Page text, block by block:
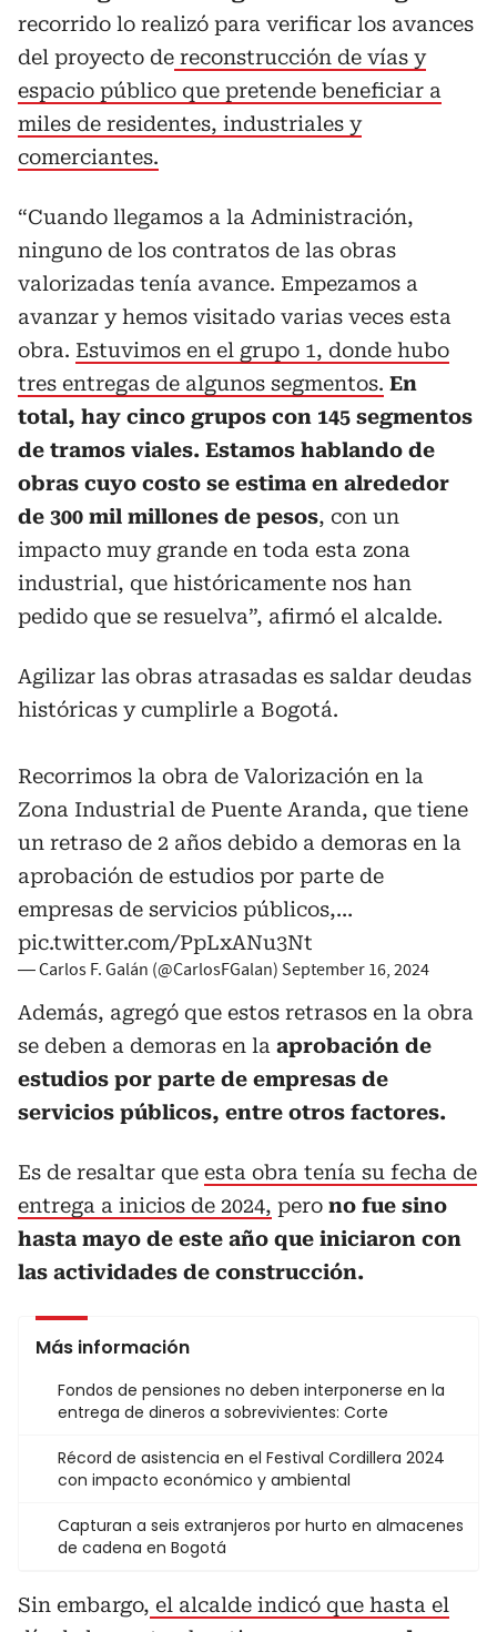
recorrido lo realizó para verificar los avances
del proyecto de reconstrucción de vías y
espacio público que pretende beneficiar a
miles de residentes, industriales y
comerciantes.
“Cuando llegamos a la Administración,
ninguno de los contratos de las obras
valorizadas tenía avance. Empezamos a
avanzar y hemos visitado varias veces esta
obra. Estuvimos en el grupo 1, donde hubo
tres entregas de algunos segmentos. En
total, hay cinco grupos con 145 segmentos
de tramos viales. Estamos hablando de
obras cuyo costo se estima en alrededor
de 300 mil millones de pesos, con un
impacto muy grande en toda esta zona
industrial, que históricamente nos han
pedido que se resuelva”, afirmó el alcalde.
Agilizar las obras atrasadas es saldar deudas
históricas y cumplirle a Bogotá.
Recorrimos la obra de Valorización en la
Zona Industrial de Puente Aranda, que tiene
un retraso de 2 años debido a demoras en la
aprobación de estudios por parte de
empresas de servicios públicos,…
pic.twitter.com/PpLxANu3Nt
— Carlos F. Galán (@CarlosFGalan) September 16, 2024
Además, agregó que estos retrasos en la obra
se deben a demoras en la aprobación de
estudios por parte de empresas de
servicios públicos, entre otros factores.
Es de resaltar que esta obra tenía su fecha de
entrega a inicios de 2024, pero no fue sino
hasta mayo de este año que iniciaron con
las actividades de construcción.
Más información
Fondos de pensiones no deben interponerse en la
entrega de dineros a sobrevivientes: Corte
Récord de asistencia en el Festival Cordillera 2024
con impacto económico y ambiental
Capturan a seis extranjeros por hurto en almacenes
de cadena en Bogotá
Sin embargo, el alcalde indicó que hasta el